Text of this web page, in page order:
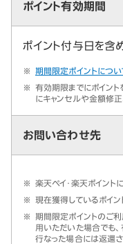
ポイント有効期間
ポイント付与日を含
※
期間限定ポイントについ
※
有効期限までにポイン
にキャンセルや金額修
お問い合わせ先
※ 楽天ペイ・楽天ポイン
※
現在獲得しているポイ
※
期間限定ポイントのご
用いただいた場合でも
行なった場合には返還